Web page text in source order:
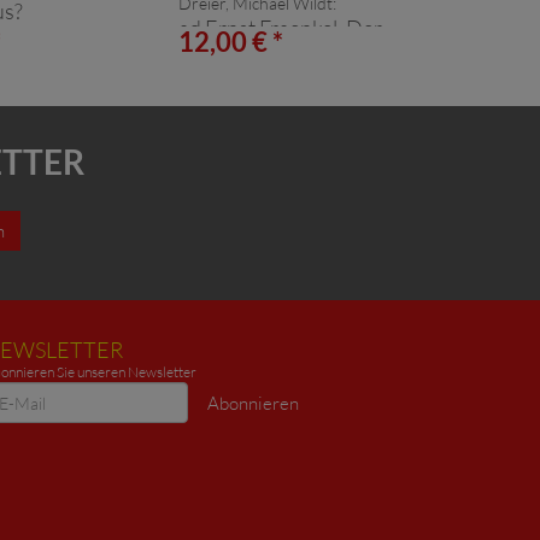
ad Ernst Fraenkel. Der
Doppelstaat
12,00 € *
Sie unseren Newsletter
Abonnieren